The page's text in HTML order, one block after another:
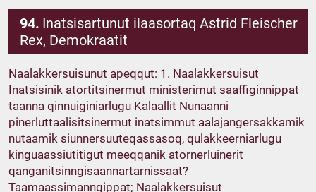
94. Inatsisartunut ilaasortaq Astrid Fleischer
Rex, Demokraatit
Naalakkersuisunut apeqqut: 1. Naalakkersuisut
Inatsisinik atortitsinermut ministerimut saaffiginnippat
taanna qinnuiginiarlugu Kalaallit Nunaanni
pinerluttaalisitsinermut inatsimmut aalajangersakkamik
nutaamik siunnersuuteqassasoq, qulakkeerniarlugu
kinguaassiutitigut meeqqanik atornerluinerit
qanganitsinngisaannartarnissaat?
Taamaassimanngippat; Naalakkersuisut